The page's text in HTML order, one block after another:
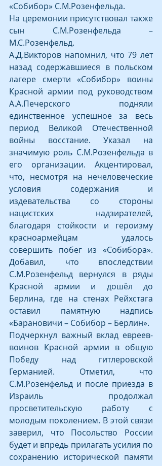
«Собибор» С.М.Розенфельда.
На церемонии присутствовал также
сын С.М.Розенфельда –
М.С.Розенфельд.
А.Д.Викторов напомнил, что 79 лет
назад содержавшиеся в польском
лагере смерти «Собибор» воины
Красной армии под руководством
А.А.Печерского подняли
единственное успешное за весь
период Великой Отечественной
войны восстание. Указал на
значимую роль С.М.Розенфельда в
его организации. Акцентировал,
что, несмотря на нечеловеческие
условия содержания и
издевательства со стороны
нацистских надзирателей,
благодаря стойкости и героизму
красноармейцам удалось
совершить побег из «Собибора».
Добавил, что впоследствии
С.М.Розенфельд вернулся в ряды
Красной армии и дошёл до
Берлина, где на стенах Рейхстага
оставил памятную надпись
«Барановичи – Собибор – Берлин».
Подчеркнул важный вклад евреев-
воинов Красной армии в общую
Победу над гитлеровской
Германией. Отметил, что
С.М.Розенфельд и после приезда в
Израиль продолжал
просветительскую работу с
молодым поколением. В этой связи
заверил, что Посольство России
будет и впредь прилагать усилия по
сохранению исторической памяти